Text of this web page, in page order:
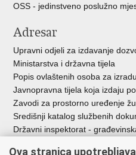
OSS - jedinstveno poslužno
Adresar
Upravni odjeli za izdavanje
Ministarstva i državna tijela
Popis ovlaštenih osoba za
Javnopravna tijela koja izdaju
Zavodi za prostorno uređenje
Središnji katalog službenih
Državni inspektorat -
Ova stranica